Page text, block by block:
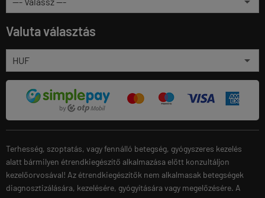
Valuta választás
Terhesség, szoptatás, vagy fennálló betegség, gyógyszeres kezelés
alatt bármilyen étrendkiegészítő alkalmazása előtt konzultáljon
kezelőorvosával! Az étrendkiegészítők nem alkalmasak betegségek
diagnosztizálására, kezelésére, gyógyítására vagy megelőzésére. A